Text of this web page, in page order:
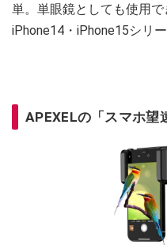
単。単眼鏡としても使用で
iPhone14・iPhone15シリ
APEXELの「スマホ望